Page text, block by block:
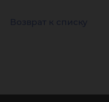
Возврат к списку